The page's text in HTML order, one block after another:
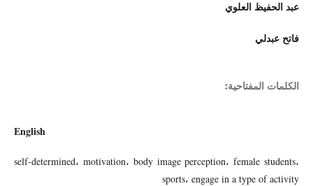
عبد الحفيظ العلوي
فاتح عبدلي
الكلمات المفتاحية:
English
self-determined، motivation، body image perception، female students،
sports، engage in a type of activity